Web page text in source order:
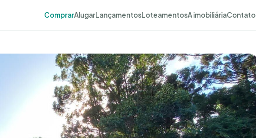
ComprarAlugarLançamentosLoteamentosA imobiliáriaContato